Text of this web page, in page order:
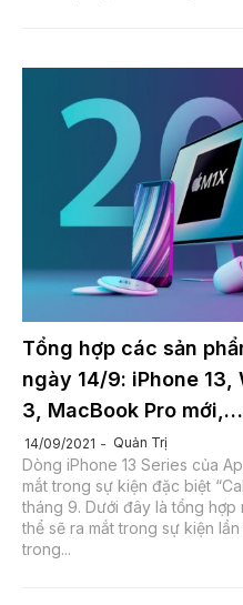
Tổng hợp các sản
ngày 14/9: iPhone 13,
3, MacBook Pro mới,…
14/09/2021 Quản Trị
Dòng iPhone 13 Series của
mắt trong sự kiện đặc biệt
tháng 9. Dưới đây là tổng
thể sẽ ra mắt trong sự kiện
trong...